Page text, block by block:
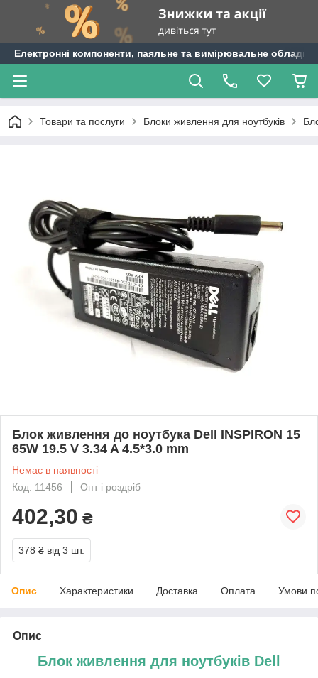
Електронні компоненти, паяльне та вимірювальне
Товари та послуги Блоки живлення для ноутбуків
Блок живлення до ноутбука Dell INSPIRON 15
65W 19.5 V 3.34 A 4.5*3.0 mm
Немає в наявності
Код: 11456
Опт і роздріб
402,30 ₴
378 ₴ від 3 шт.
Опис Характеристики Доставка Оплата Умови
Опис
Блок живлення для ноутбуків Dell